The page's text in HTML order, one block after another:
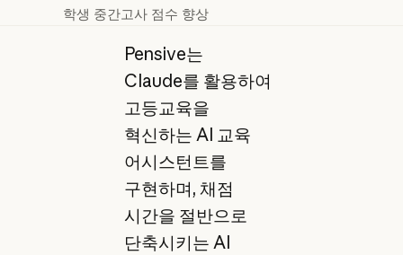
학생 중간고사 점수 향상
Pensive는
Claude를 활용하여
고등교육을
혁신하는 AI 교육
어시스턴트를
구현하며, 채점
시간을 절반으로
단축시키는 AI